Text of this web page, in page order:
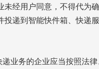
未经用户同意，不得代为
投递到智能快件箱、快递
业务的企业应当按照法律